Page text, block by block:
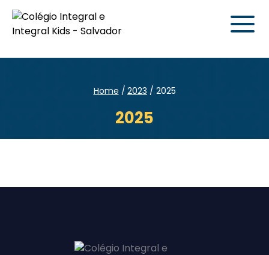
Home 2023 2025
2025
Enviei um E-mail